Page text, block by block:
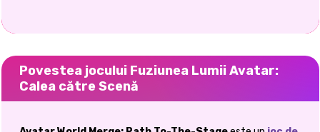
Povestea jocului Fuziunea Lumii Avatar:
Calea către Scenă